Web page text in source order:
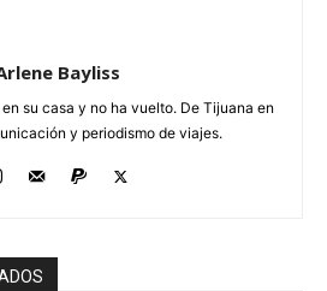
Bayliss
en su casa y no ha vuelto. De Tijuana en
y periodismo de viajes.